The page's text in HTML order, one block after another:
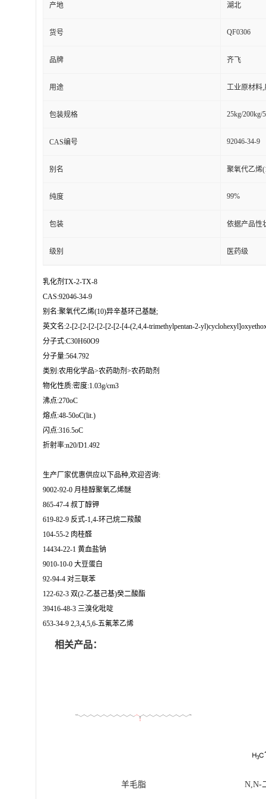
产地 湖北
货号 QF0306
品牌 齐飞
用途 工业原材料
包装规格 25kg/200kg/
CAS编号 92046-34-9
别名 聚氧代乙烯
纯度 99%
包装 依据产品性
级别 医药级
乳化剂TX-2-TX-8
CAS:92046-34-9
别名:聚氧代乙烯(10)异辛基环己基醚;
英文名:2-[2-[2-[2-[2-[2-[2-[4-(2,4,4-trimethylpentan-2-
分子式:C30H60O9
分子量:564.792
类别:农用化学品>农药助剂>农药助剂
物化性质:密度:1.03g/cm3
沸点:270oC
熔点:48-50oC(lit.)
闪点:316.5oC
折射率:n20/D1.492
生产厂家优惠供应以下品种,欢迎咨询:
9002-92-0 月桂醇聚氧乙烯醚
865-47-4 叔丁醇钾
619-82-9 反式-1,4-环己烷二羧酸
104-55-2 肉桂醛
14434-22-1 黄血盐钠
9010-10-0 大豆蛋白
92-94-4 对三联苯
122-62-3 双(2-乙基己基)癸二酸酯
39416-48-3 三溴化吡啶
653-34-9 2,3,4,5,6-五氟苯乙烯
相关产品：
羊毛脂 N,N-